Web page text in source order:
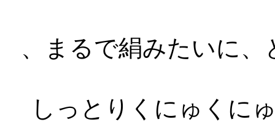
、まるで絹みたいに
しっとりくにゅくに